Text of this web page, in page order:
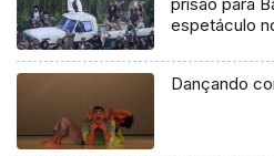
espetáculo
Dançando